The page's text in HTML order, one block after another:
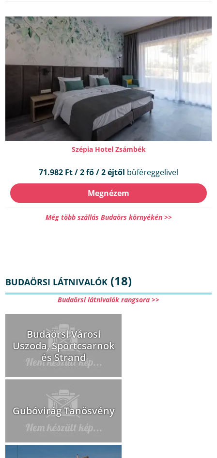
Szépia Hotel Zsámbék
71.982 Ft / 2 fő / 2 éjtől büféreggelivel
Megnézem
Még több szállás Budaörs környékén >>
BUDAÖRSI LÁTNIVALÓK (18)
Budaörsi látnivalók rangsora >>
Budaörsi Városi
Uszoda, Sportcsarnok
és Strand
Gubóvirág Tanösvény